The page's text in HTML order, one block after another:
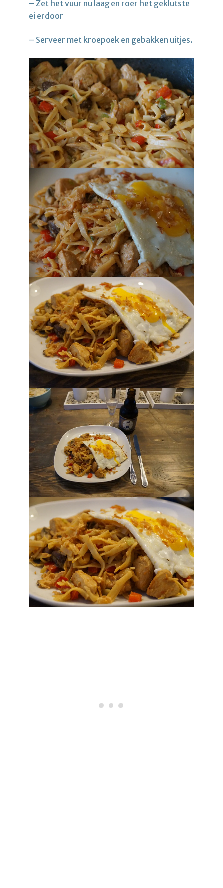
– Zet het vuur nu laag en roer het geklutste
ei erdoor
– Serveer met kroepoek en gebakken uitjes.